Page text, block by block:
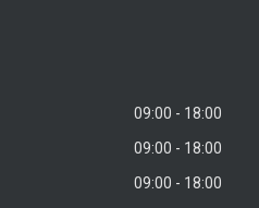
09:00
18:00
09:00
18:00
09:00
18:00